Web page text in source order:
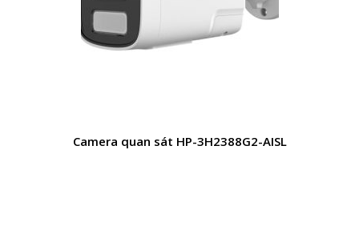
Camera quan sát HP-3H2388G2-AISL